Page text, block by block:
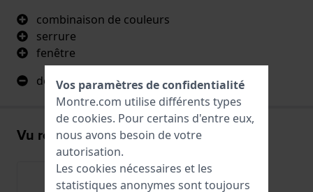
combinaison de couleurs
serrure
fenêtre
dommage qu'il n'y ait pas de lumière LED
Vu récemment
Vos paramètres de confidentialité
Montre.com utilise différents types
de cookies. Pour certains d'entre eux,
nous avons besoin de votre
autorisation.
Les cookies nécessaires et les
statistiques anonymes sont toujours